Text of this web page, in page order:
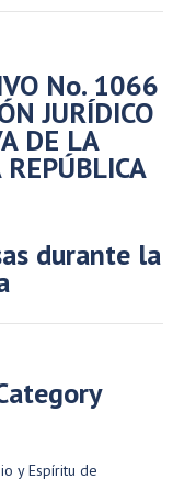
No. 1066
JURÍDICO
DE LA
durante la
y Espíritu de